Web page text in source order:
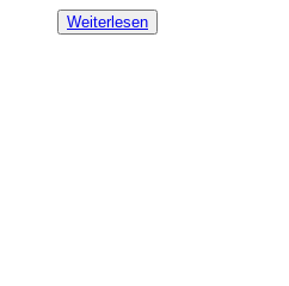
Weiterlesen